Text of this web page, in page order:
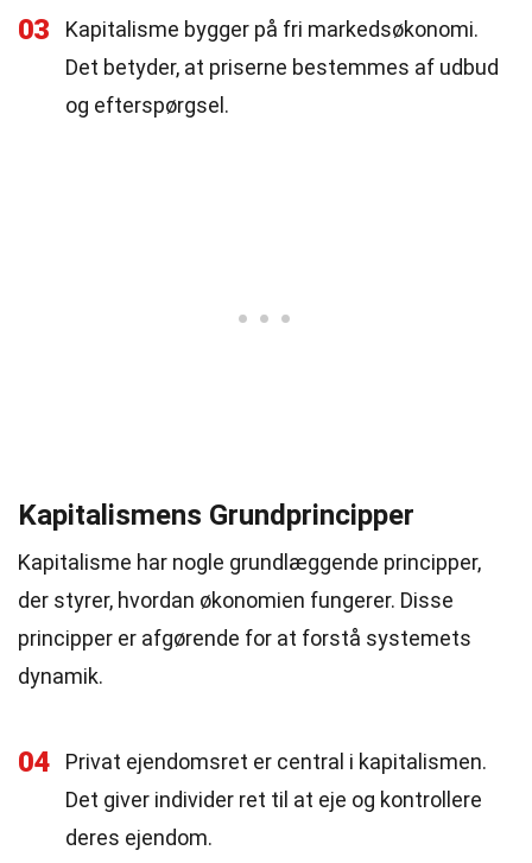
03
Kapitalisme bygger på fri markedsøkonomi.
Det betyder, at priserne bestemmes af udbud
og efterspørgsel.
Kapitalismens Grundprincipper
Kapitalisme har nogle grundlæggende principper,
der styrer, hvordan økonomien fungerer. Disse
principper er afgørende for at forstå systemets
dynamik.
04
Privat ejendomsret er central i kapitalismen.
Det giver individer ret til at eje og kontrollere
deres ejendom.